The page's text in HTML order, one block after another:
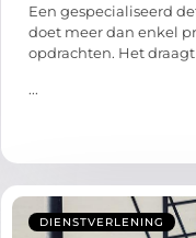
Een gespecialiseerd
doet meer dan enkel
opdrachten. Het draagt
...
DIENSTVERLENING